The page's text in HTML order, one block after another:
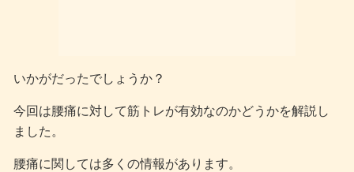
いかがだったでしょうか？
今回は腰痛に対して筋トレが有効なのかどうかを解説し
ました。
腰痛に関しては多くの情報があります。